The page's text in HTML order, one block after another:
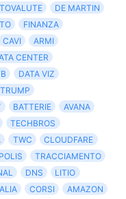
DE MARTIN
FINANZA
CAVI
ARMI
CENTER
DATA VIZ
TRUMP
BATTERIE
AVANA
TECHBROS
TWC
CLOUDFARE
TRACCIAMENTO
DNS
LITIO
CORSI
AMAZON